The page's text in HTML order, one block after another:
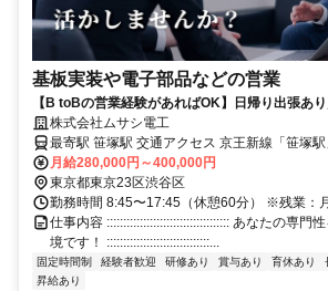
基板実装や電子部品などの営業
【B toBの営業経験があればOK】日帰り出張あ
祝休み
株式会社ムサシ電工
最寄駅 笹塚駅 交通アクセス 京王新線「笹塚駅」から徒歩約8分 ・自
転車通勤OK
月給280,000円～400,000円
東京都東京23区渋谷区
勤務時間 8:45〜17:45（休憩60分） ※残業：
仕事内容 ::::::::::::::::::::::::::::::::::::: あなたの専門
境です！ :::::::::::::::::::::::::::::::...
固定時間制 経験者歓迎 研修あり 賞与あり 育休あり
昇給あり